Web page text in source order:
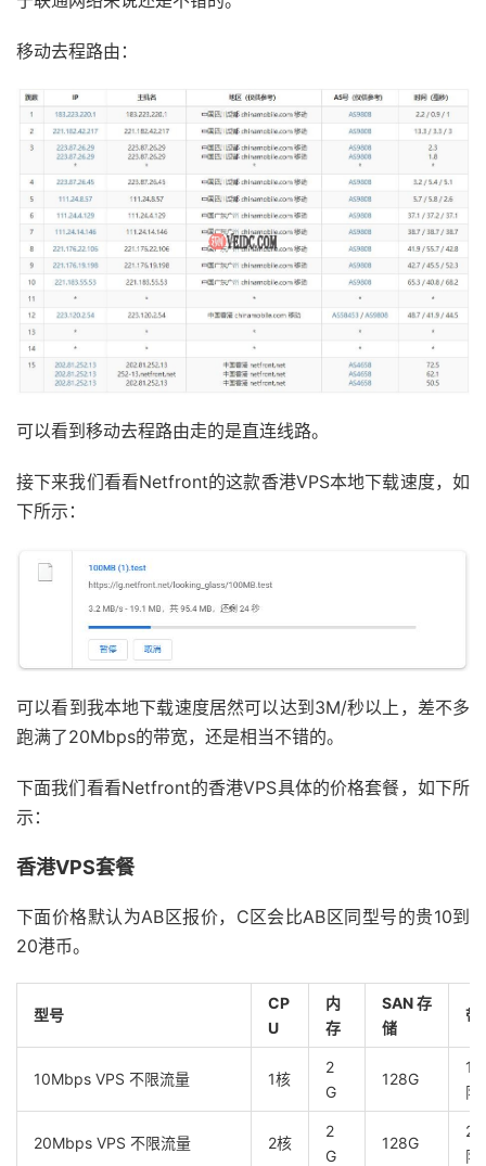
移动去程路由：
可以看到移动去程路由走的是直连线路。
接下来我们看看Netfront的这款香港VPS本地下载速度，如
下所示：
可以看到我本地下载速度居然可以达到3M/秒以上，差不多
跑满了20Mbps的带宽，还是相当不错的。
下面我们看看Netfront的香港VPS具体的价格套餐，如下所
示：
香港VPS套餐
下面价格默认为AB区报价，C区会比AB区同型号的贵10到
20港币。
型号
CP
U
内
存
SAN存
储
带
10Mbps VPS 不限流量 1核
2
G
128G
限
20Mbps VPS 不限流量 2核
2
G
128G
限